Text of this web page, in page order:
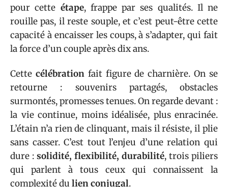
pour cette étape, frappe par ses qualités. Il ne
rouille pas, il reste souple, et c’est peut-être cette
capacité à encaisser les coups, à s’adapter, qui fait
la force d’un couple après dix ans.
Cette célébrationfait figure de charnière. On se
retourne : souvenirs partagés, obstacles
surmontés, promesses tenues. On regarde devant :
la vie continue, moins idéalisée, plus enracinée.
L’étain n’a rien de clinquant, mais il résiste, il plie
sans casser. C’est tout l’enjeu d’une relation qui
dure : solidité, flexibilité, durabilité, trois piliers
qui parlent à tous ceux qui connaissent la
complexité du lien conjugal.